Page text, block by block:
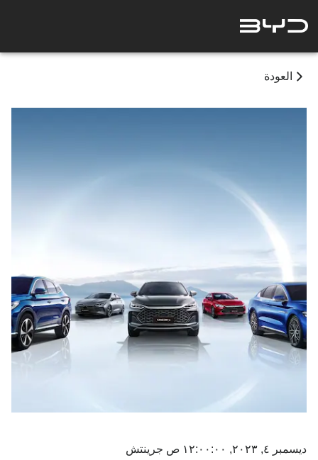
العودة
ديسمبر ٤, ٢٠٢٣, ١٢:٠٠:٠٠ ص جرينتش